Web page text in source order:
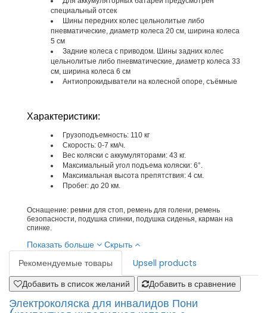
специальный отсек
Шины передних колес цельнолитые либо
пневматические, диаметр колеса 20 см, ширина колеса
5 см
Задние колеса с приводом. Шины задних колес
цельнолитые либо пневматические, диаметр колеса 33
см, ширина колеса 6 см
Антиопрокидыватели на колесной опоре, съёмные
Характеристики:
Грузоподъемность: 110 кг
Скорость: 0-7 км/ч.
Вес коляски с аккумуляторами: 43 кг.
Максимальный угол подъема коляски: 6°.
Максимальная высота препятствия: 4 см.
Пробег: до 20 км.
Оснащение: ремни для стоп, ремень для голени, ремень
безопасности, подушка спинки, подушка сиденья, карман на
спинке.
Показать больше
Скрыть
Рекомендуемые товары
Upsell products
Добавить в список желаний
Добавить в сравнение
Электроколяска для инвалидов Пони